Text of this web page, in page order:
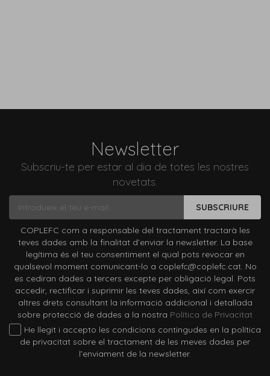
Newsletter
Subscriu-te per estar al dia de totes les nostres
novetats.
SUBSCRIURE
COPLEFC com a responsable del tractament tractarà les
teves dades amb la finalitat d’enviar la newsletter. La base
legítima és el teu consentiment el qual pots revocar en
qualsevol moment comunicant-lo a coplefc@coplefc.cat. No
es cediran dades a tercers excepte per obligació legal. Pots
accedir, rectificar i suprimir les teves dades, així com exercir
altres drets consultant la informació addicional i detallada
sobre protecció de dades a la nostra Política de Privacitat
He llegit i accepto les condicions contingudes en la política
de privacitat sobre el tractament de les meves dades per
l’enviament de la newsletter.